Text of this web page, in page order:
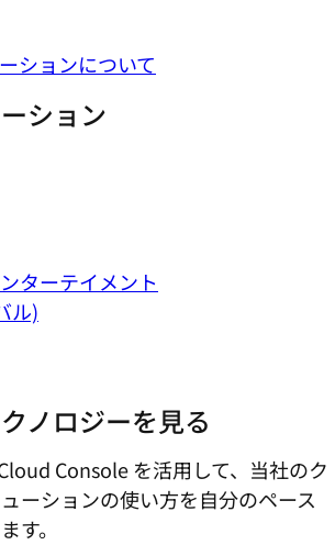
ションについて
ション
ターテイメント
ル)
ノロジーを見る
Console を活用して、当社のク
ーションの使い方を自分のペース
す。